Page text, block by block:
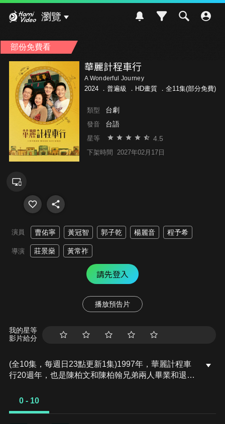
瀏覽
部份免費看
華麗計程車行
A Wonderful Journey
2024 ． 普遍級 ．HD畫質 ．全11集(部分免費)
類型 台劇
發音 台語
星等 4.5
下架時間 2027年02月17日
演員 曹佑寧 黃冠智 郭子乾 楊麗音 程予希
導演 莊景燊 黃常祚
請先登入
播放預告片
我的星等
影片給分
(全10集，每週日23點更新1集)1997年，華麗計程車
行20週年，也是陳柏文和陳柏翰兄弟兩人畢業和退
娘夫妻倆把兩個兒子養大的功臣，若能順利交棒給兒
0 - 10